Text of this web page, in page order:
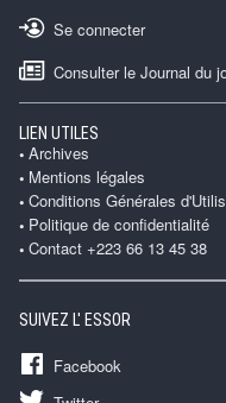
Se connecter
Consulter le Journal du
LIEN UTILES
Archives
Mentions légales
Conditions Générales
Politique de confidentialité
Contact +223 66 13 45 38
SUIVEZ L' ESSOR
Facebook